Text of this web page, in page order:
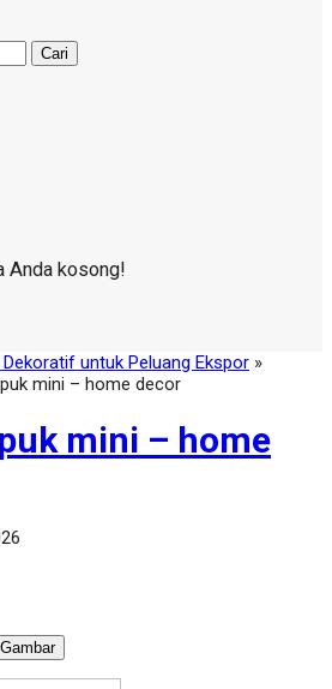
Cari
Anda kosong!
untuk Peluang Ekspor »
mini – home decor
mini – home